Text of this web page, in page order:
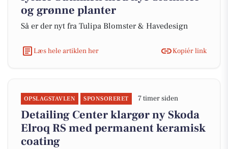
og grønne planter
Så er der nyt fra Tulipa Blomster & Havedesign
Læs hele artiklen her Kopiér link
OPSLAGSTAVLEN SPONSORERET 7 timer siden
Detailing Center klargør ny Skoda
Elroq RS med permanent keramisk
coating